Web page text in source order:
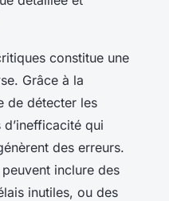
constitue une
Grâce à la
de détecter les
qui
des erreurs.
inclure des
inutiles, ou des